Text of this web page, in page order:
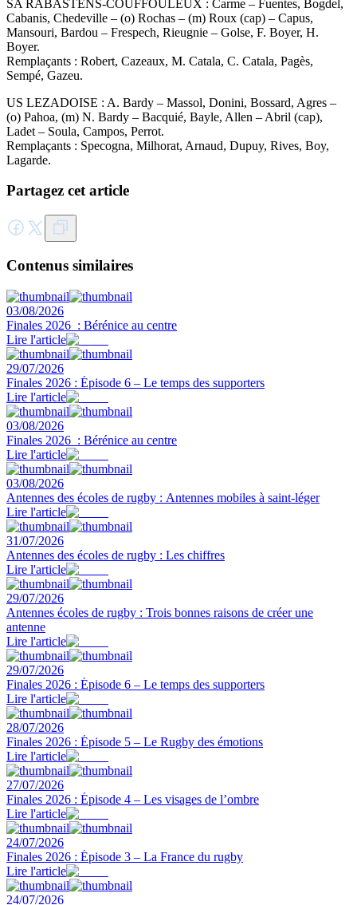
SA RABASTENS-COUFFOULEUX : Carme – Fuentes, Bogdel,
Cabanis, Chedeville – (o) Rochas – (m) Roux (cap) – Capus,
Mansouri, Bardou – Frespech, Rieugnie – Golse, F. Boyer, H.
Boyer.
Remplaçants : Robert, Cazeaux, M. Catala, C. Catala, Pagès,
Sempé, Gazeu.
US LEZADOISE : A. Bardy – Massol, Donini, Bossard, Agres –
(o) Pahoa, (m) N. Bardy – Bacquié, Bayle, Allen – Abril (cap),
Ladet – Soula, Campos, Perrot.
Remplaçants : Specogna, Milhorat, Arnaud, Dupuy, Rives, Boy,
Lagarde.
Partagez cet article
Contenus similaires
03/08/2026
Finales 2026 : Bérénice au centre
Lire l'article
29/07/2026
Finales 2026 : Épisode 6 – Le temps des supporters
Lire l'article
03/08/2026
Finales 2026 : Bérénice au centre
Lire l'article
03/08/2026
Antennes des écoles de rugby : Antennes mobiles à saint-léger
Lire l'article
31/07/2026
Antennes des écoles de rugby : Les chiffres
Lire l'article
29/07/2026
Antennes écoles de rugby : Trois bonnes raisons de créer une
antenne
Lire l'article
29/07/2026
Finales 2026 : Épisode 6 – Le temps des supporters
Lire l'article
28/07/2026
Finales 2026 : Épisode 5 – Le Rugby des émotions
Lire l'article
27/07/2026
Finales 2026 : Épisode 4 – Les visages de l’ombre
Lire l'article
24/07/2026
Finales 2026 : Épisode 3 – La France du rugby
Lire l'article
24/07/2026